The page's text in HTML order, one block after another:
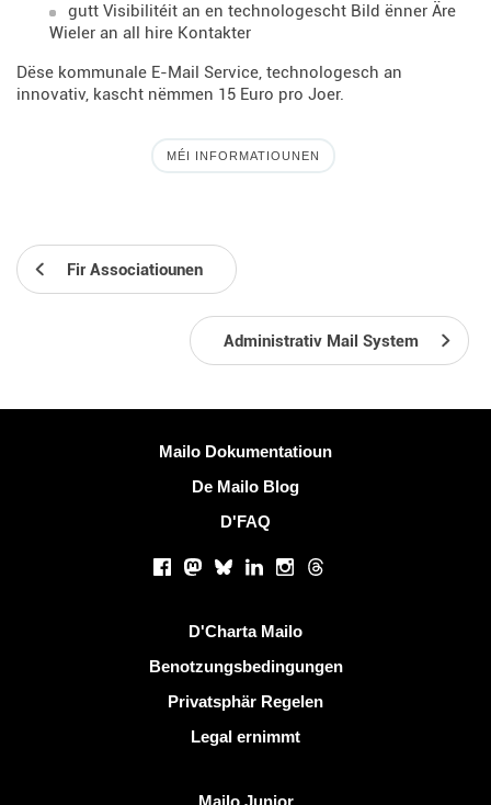
gutt Visibilitéit an en technologescht Bild ënner Äre
Wieler an all hire Kontakter
Dëse kommunale E-Mail Service, technologesch an
innovativ, kascht nëmmen 15 Euro pro Joer.
MÉI INFORMATIOUNEN
Fir Associatiounen
Administrativ Mail System
Méi InformatiounenMailo Dokumentatioun
De Mailo Blog
D'FAQ
Facebook
Mastodon
BlueskyLinkedInInstagram
Threads
D'Charta Mailo
Benotzungsbedingungen
Privatsphär Regelen
Legal ernimmt
Mailo Junior